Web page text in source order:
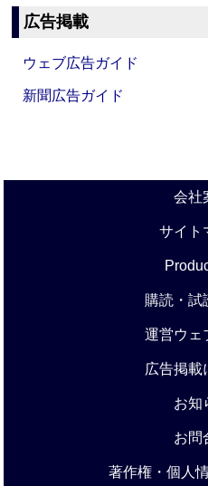
広告掲載
ウェブ広告ガイド
新聞広告ガイド
会社
サイト
購読・試
運営ウェ
広告掲載
お知
お問
著作権・個人